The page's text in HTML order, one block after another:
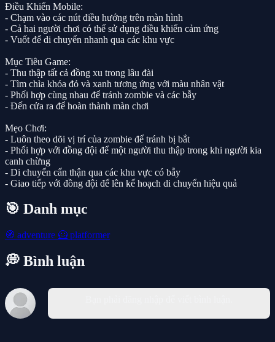
Điều Khiển Mobile:
- Chạm vào các nút điều hướng trên màn hình
- Cả hai người chơi có thể sử dụng điều khiển cảm ứng
- Vuốt để di chuyển nhanh qua các khu vực
Mục Tiêu Game:
- Thu thập tất cả đồng xu trong lâu đài
- Tìm chìa khóa đỏ và xanh tương ứng với màu nhân vật
- Phối hợp cùng nhau để tránh zombie và các bẫy
- Đến cửa ra để hoàn thành màn chơi
Mẹo Chơi:
- Luôn theo dõi vị trí của zombie để tránh bị bắt
- Phối hợp với đồng đội để một người thu thập trong khi người kia
canh chừng
- Di chuyển cẩn thận qua các khu vực có bẫy
- Giao tiếp với đồng đội để lên kế hoạch di chuyển hiệu quả
🎯 Danh mục
🧭 adventure 🦸 platformer
💭 Bình luận